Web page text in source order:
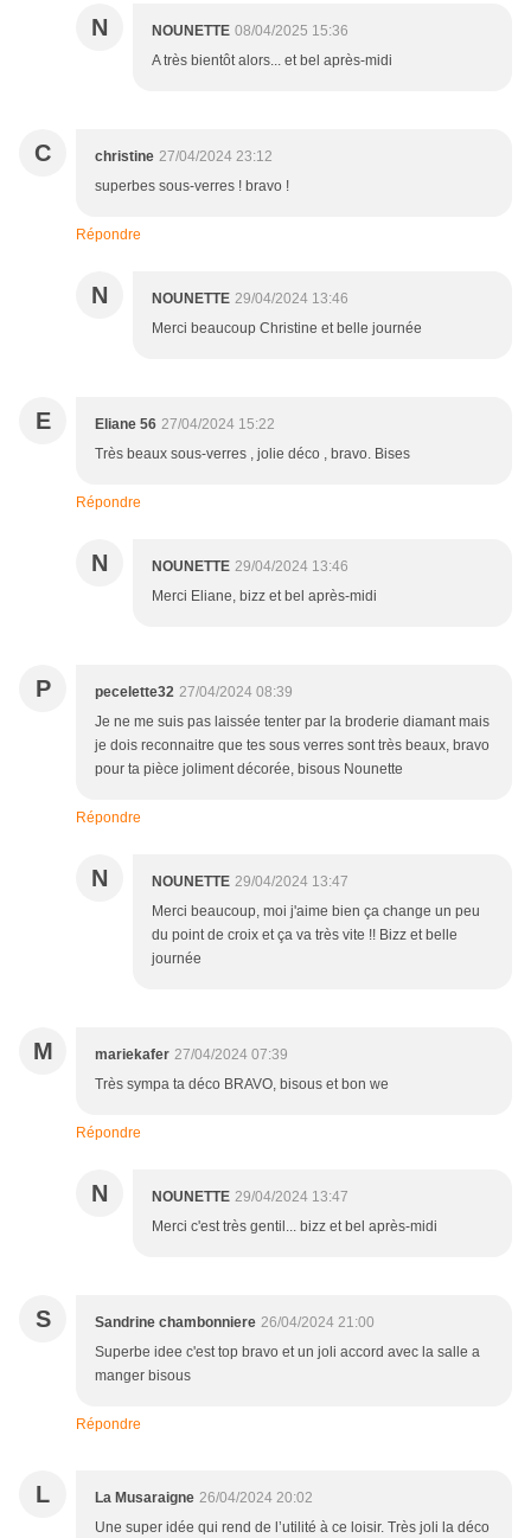
N NOUNETTE 08/04/2025 15:36
A très bientôt alors... et bel après-midi
C christine 27/04/2024 23:12
superbes sous-verres ! bravo !
Répondre
N NOUNETTE 29/04/2024 13:46
Merci beaucoup Christine et belle journée
E Eliane 56 27/04/2024 15:22
Très beaux sous-verres , jolie déco , bravo. Bises
Répondre
N NOUNETTE 29/04/2024 13:46
Merci Eliane, bizz et bel après-midi
P pecelette32 27/04/2024 08:39
Je ne me suis pas laissée tenter par la broderie diamant mais
je dois reconnaitre que tes sous verres sont très beaux, bravo
pour ta pièce joliment décorée, bisous Nounette
Répondre
N NOUNETTE 29/04/2024 13:47
Merci beaucoup, moi j'aime bien ça change un peu
du point de croix et ça va très vite !! Bizz et belle
journée
M mariekafer 27/04/2024 07:39
Très sympa ta déco BRAVO, bisous et bon we
Répondre
N NOUNETTE 29/04/2024 13:47
Merci c'est très gentil... bizz et bel après-midi
S Sandrine chambonniere 26/04/2024 21:00
Superbe idee c'est top bravo et un joli accord avec la salle a
manger bisous
Répondre
L La Musaraigne 26/04/2024 20:02
Une super idée qui rend de l’utilité à ce loisir. Très joli la déco